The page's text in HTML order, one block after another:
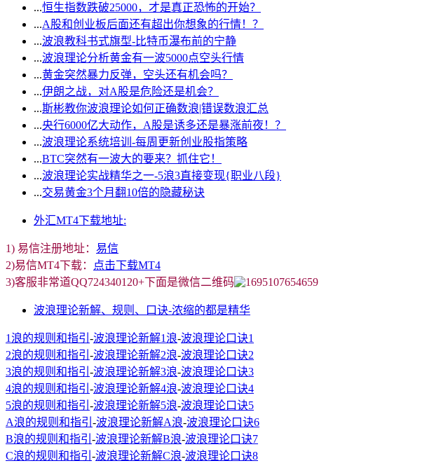
...恒生指数跌破25000，才是真正恐怖的开始？
...A股和创业板后面还有超出你想象的行情！？
...波浪教科书式旗型-比特币瀑布前的宁静
...波浪理论分析黄金有一波5000点空头行情
...黄金突然暴力反弹，空头还有机会吗？
...伊朗之战，对A股是危险还是机会？
...斯彬教你波浪理论如何正确数浪|错误数浪汇总
...央行6000亿大动作，A股是诱多还是暴涨前夜！？
...波浪理论系统培训-每周更新创业股指策略
...BTC突然有一波大的要来？抓住它！
...波浪理论实战精华之一-5浪3直接变现{职业八段}
...交易黄金3个月翻10倍的隐藏秘诀
外汇MT4下载地址:
1) 易信注册地址： 易信
2)易信MT4下载：
点击下载MT4
3)客服非常道QQ724340120+下面是微信二维码
波浪理论新解、规则、口诀-浓缩的都是精华
1浪的规则和指引 -波浪理论新解1浪-波浪理论口诀1
2浪的规则和指引 -波浪理论新解2浪-波浪理论口诀2
3浪的规则和指引 -波浪理论新解3浪-波浪理论口诀3
4浪的规则和指引 -波浪理论新解4浪-波浪理论口诀4
5浪的规则和指引 -波浪理论新解5浪-波浪理论口诀5
A浪的规则和指引 -波浪理论新解A浪-波浪理论口诀6
B浪的规则和指引 -波浪理论新解B浪-波浪理论口诀7
C浪的规则和指引 -波浪理论新解C浪-波浪理论口诀8